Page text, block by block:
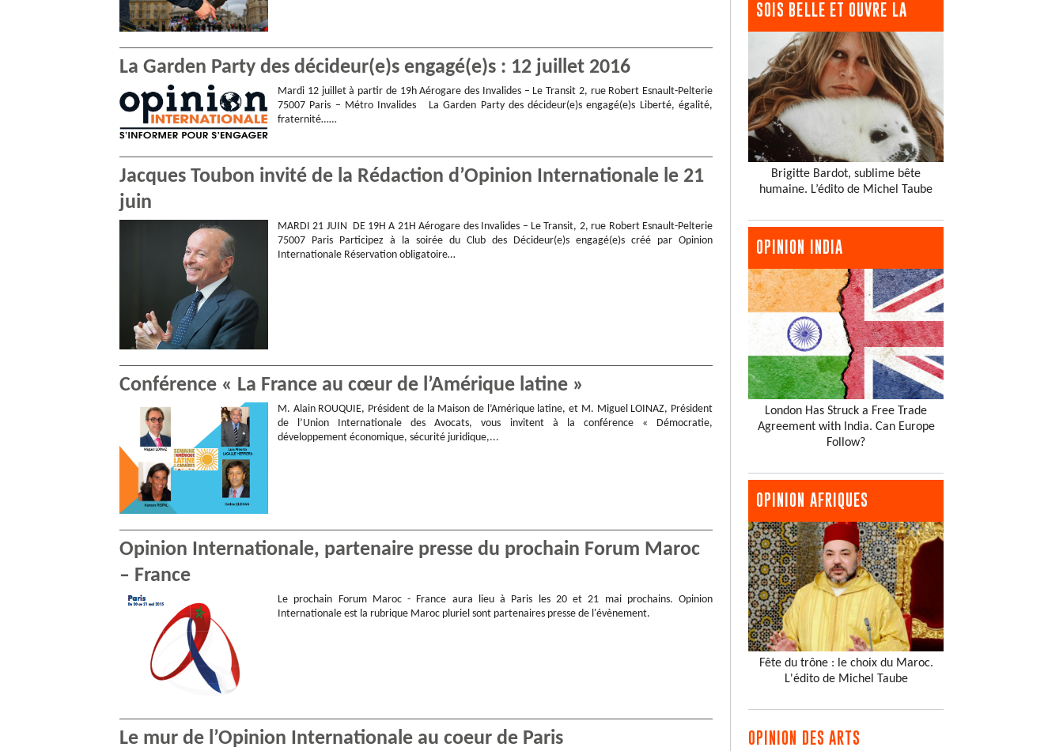
La Garden Party des décideur(e)s engagé(e)s : 12 juillet 2016
Mardi 12 juillet à partir de 19h Aérogare des Invalides – Le Transit 2, rue Robert Esnault-Pelterie
75007 Paris – Métro Invalides La Garden Party des décideur(e)s engagé(e)s Liberté, égalité,
fraternité……
Jacques Toubon invité de la Rédaction d’Opinion Internationale le 21
juin
MARDI 21 JUIN DE 19H A 21H Aérogare des Invalides – Le Transit, 2, rue Robert Esnault-Pelterie
75007 Paris Participez à la soirée du Club des Décideur(e)s engagé(e)s créé par Opinion
Internationale Réservation obligatoire…
Conférence « La France au cœur de l’Amérique latine »
M. Alain ROUQUIE, Président de la Maison de l’Amérique latine, et M. Miguel LOINAZ, Président
de l’Union Internationale des Avocats, vous invitent à la conférence « Démocratie,
développement économique, sécurité juridique,...
Opinion Internationale, partenaire presse du prochain Forum Maroc
– France
Le prochain Forum Maroc - France aura lieu à Paris les 20 et 21 mai prochains. Opinion
Internationale est la rubrique Maroc pluriel sont partenaires presse de l'évènement.
Le mur de l’Opinion Internationale au coeur de Paris
SOIS BELLE ET OUVRE LA
Brigitte Bardot, sublime bête
humaine. L’édito de Michel Taube
OPINION INDIA
London Has Struck a Free Trade
Agreement with India. Can Europe
Follow?
OPINION AFRIQUES
Fête du trône : le choix du Maroc.
L'édito de Michel Taube
OPINION DES ARTS